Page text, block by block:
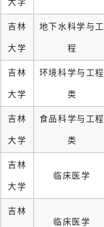
吉林
大学
地下水科学与工
程
吉林
大学
环境科学与工程
类
吉林
大学
食品科学与工程
类
吉林
大学
临床医学
吉林
临床医学